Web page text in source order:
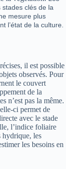
stades clés de la
mesure plus
l’état de la culture.
il est possible
observés. Pour
le couvert
de la
n’est pas la même.
ci permet de
avec le stade
l’indice foliaire
hydrique, les
les besoins en